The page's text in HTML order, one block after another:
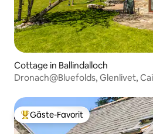
Cottage in Ballindalloch
Dronach@Bluefolds, Glenlivet,
Beliebter Gäste-Favorit.
Gäste-Favorit